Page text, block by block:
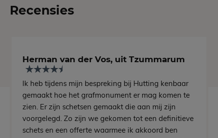
Recensies
Herman van der Vos, uit Tzummarum
Ik heb tijdens mijn bespreking bij Hutting kenbaar
gemaakt hoe het grafmonument er mag komen te
zien. Er zijn schetsen gemaakt die aan mij zijn
voorgelegd. Zo zijn we gekomen tot een definitieve
schets en een offerte waarmee ik akkoord ben